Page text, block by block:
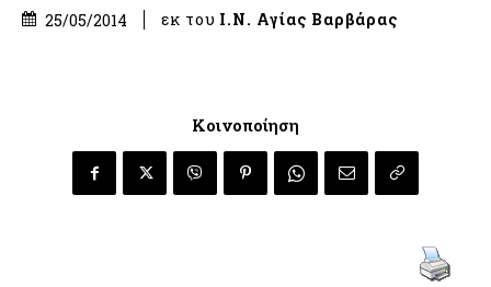
25/05/2014 εκ του Ι.Ν. Αγίας Βαρβάρας
Κοινοποίηση